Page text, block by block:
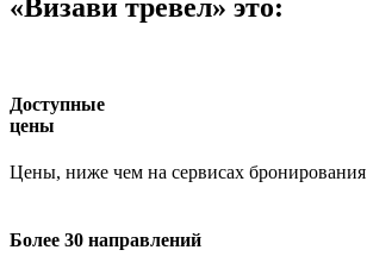
«Визави тревел» это:
Доступные
цены
Цены, ниже чем на сервисах бронирования
Более 30 направлений